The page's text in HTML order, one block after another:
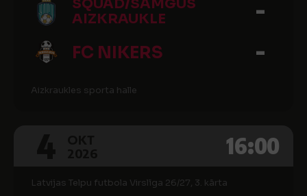
SQUAD/SAMGUS
AIZKRAUKLE
-
FC NIKERS -
Aizkraukles sporta halle
16:00
Latvijas Telpu futbola Virslīga 26/27, 3. kārta